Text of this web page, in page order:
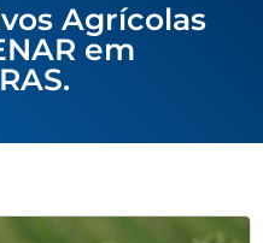
Agrícolas
em